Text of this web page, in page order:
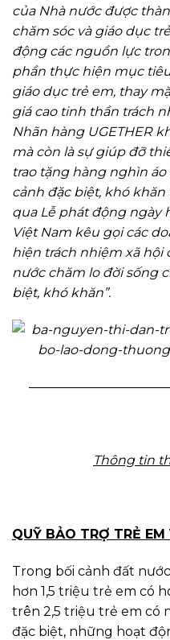
của Nhà nước được
chăm sóc và giáo dục
động các nguồn lực
phần thực hiện mục
giáo dục trẻ em, thay
giá cao tinh thần trách
Nhãn hàng UGETHER
mà còn là sự giúp đỡ
trao tặng hàng nghìn
cảnh đặc biệt, khó khăn
qua Lễ phát động ngày
Việt Nam kêu gọi các
hiện trách nhiệm xã hội
nước chăm lo đời sống
biệt, khó khăn”.
Thông tin
QUỸ BẢO TRỢ TRẺ
Trong bối cảnh đất
hơn 1,5 triệu trẻ em có
trên 2,5 triệu trẻ em có
đặc biệt, những hoạt